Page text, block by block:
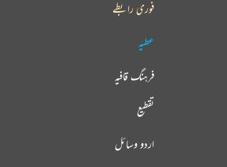
فوری رابطے
عطیہ
فرہنگ قافیہ
تقطیع
اردو وسائل